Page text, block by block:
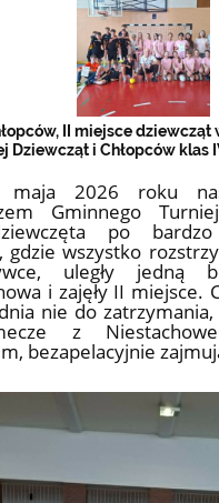
II miejsce
Dziewcząt i Chłopców klas
2026 roku
Gminnego
po bardzo
gdzie wszystko
uległy jedną
i zajęły II miejsce.
nie do
z
bezapelacyjnie